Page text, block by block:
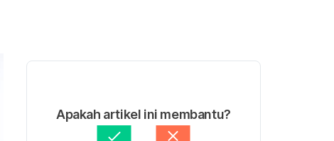
Apakah artikel ini membantu?